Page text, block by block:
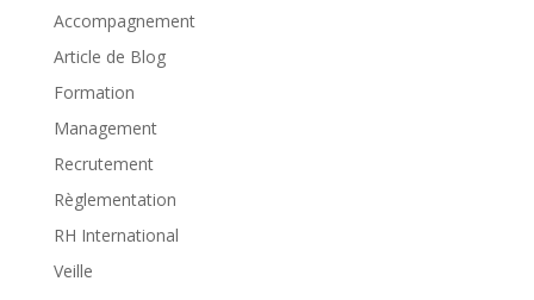
Accompagnement
Article de Blog
Formation
Management
Recrutement
Règlementation
RH International
Veille